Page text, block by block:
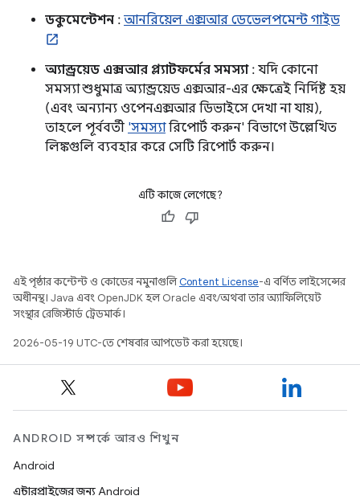
ডকুমেন্টেশন : আনরিয়েল এক্সআর ডেভেলপমেন্ট গাইড
অ্যান্ড্রয়েড এক্সআর প্ল্যাটফর্মের সমস্যা: যদি কোনো
সমস্যা শুধুমাত্র অ্যান্ড্রয়েড এক্সআর-এর ক্ষেত্রেই নির্দিষ্ট হয়
(এবং অন্যান্য ওপেনএক্সআর ডিভাইসে দেখা না যায়),
তাহলে পূর্ববর্তী 'সমস্যারিপোর্ট করুন' বিভাগে উল্লেখিত
লিঙ্কগুলি ব্যবহার করে সেটি রিপোর্ট করুন।
এটি কাজে লেগেছে?
এই পৃষ্ঠার কন্টেন্ট ও কোডের নমুনাগুলিContent License-এ বর্ণিত লাইসেন্সের
অধীনস্থ। Java এবং OpenJDK হল Oracle এবং/অথবা তার অ্যাফিলিয়েট
সংস্থার রেজিস্টার্ড ট্রেডমার্ক।
2026-05-19 UTC-তে শেষবার আপডেট করা হয়েছে।
ANDROID সম্পর্কে আরও শিখুন
Android
এন্টারপ্রাইজের জন্য Android